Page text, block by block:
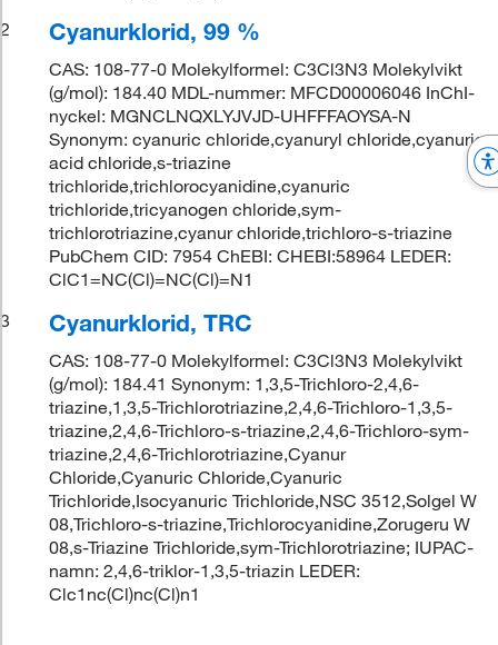
2
Cyanurklorid, 99 %
CAS: 108-77-0 Molekylformel: C3Cl3N3 Molekylvikt
(g/mol): 184.40 MDL-nummer: MFCD00006046 InChI-
nyckel: MGNCLNQXLYJVJD-UHFFFAOYSA-N
Synonym: cyanuric chloride,cyanuryl chloride,cyanuric
acid chloride,s-triazine
trichloride,trichlorocyanidine,cyanuric
trichloride,tricyanogen chloride,sym-
trichlorotriazine,cyanur chloride,trichloro-s-triazine
PubChem CID: 7954 ChEBI: CHEBI:58964 LEDER:
ClC1=NC(Cl)=NC(Cl)=N1
3
Cyanurklorid, TRC
CAS: 108-77-0 Molekylformel: C3Cl3N3 Molekylvikt
(g/mol): 184.41 Synonym: 1,3,5-Trichloro-2,4,6-
triazine,1,3,5-Trichlorotriazine,2,4,6-Trichloro-1,3,5-
triazine,2,4,6-Trichloro-s-triazine,2,4,6-Trichloro-sym-
triazine,2,4,6-Trichlorotriazine,Cyanur
Chloride,Cyanuric Chloride,Cyanuric
Trichloride,Isocyanuric Trichloride,NSC 3512,Solgel W
08,Trichloro-s-triazine,Trichlorocyanidine,Zorugeru W
08,s-Triazine Trichloride,sym-Trichlorotriazine; IUPAC-
namn: 2,4,6-triklor-1,3,5-triazin LEDER:
Clc1nc(Cl)nc(Cl)n1